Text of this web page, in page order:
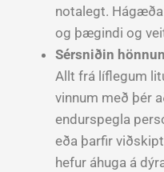
notalegt.
og þægindi og
Sérsniðin hönnun
Allt frá líflegum
vinnum með þér
endurspegla
eða þarfir
hefur áhuga á